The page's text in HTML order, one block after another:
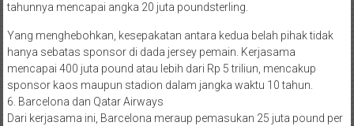
tahunnya mencapai angka 20 juta poundsterling.
Yang menghebohkan, kesepakatan antara kedua belah pihak tidak
hanya sebatas sponsor di dada jersey pemain. Kerjasama
mencapai 400 juta pound atau lebih dari Rp 5 triliun, mencakup
sponsor kaos maupun stadion dalam jangka waktu 10 tahun.
6. Barcelona dan Qatar Airways
Dari kerjasama ini, Barcelona meraup pemasukan 25 juta pound per